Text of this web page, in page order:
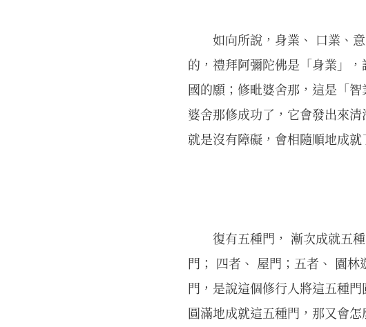
如向所說，身業、 口業、
的，禮拜阿彌陀佛是「身業」
國的願；修毗婆舍那，這是「
婆舍那修成功了，它會發出來
就是沒有障礙，會相隨順地成就
復有五種門， 漸次成就五
門； 四者、 屋門；五者、 園
門，是說這個修行人將這五種
圓滿地成就這五種門，那又會